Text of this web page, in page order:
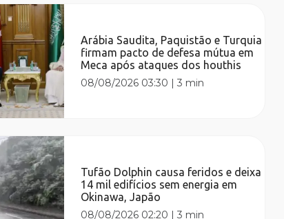
Arábia Saudita, Paquistão e Turquia
firmam pacto de defesa mútua em
Meca após ataques dos houthis
08/08/2026 03:30 |3 min
Tufão Dolphin causa feridos e deixa
14 mil edifícios sem energia em
Okinawa, Japão
08/08/2026 02:20 |3 min